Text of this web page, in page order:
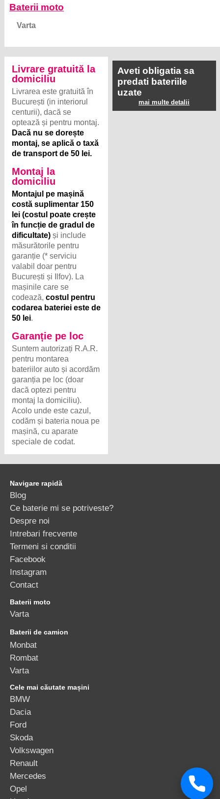
Baterii moto
Varta
Livrare gratuită la
domiciliu
Livrarea este gratuită în
București (in interiorul
centurii), dacă se
optează și pentru montaj.
Dacă nu se dorește
montaj, se aplică o taxă
de transport de 50 lei.
Montaj la
domiciliu
Montajul pe mașină
costă suplimentar 150
lei (costul poate crește
în funcție de gradul de
dificultate) și include
măsurătorile pentru
garanție (* serviciu
valabil doar pentru
București și Ilfov). La
mașinile care se
codează,costul pentru
codarea bateriei este de
50 lei.
Garanție pe loc
Suntem autorizați R.A.R.
pentru montarea
bateriilor auto și acordăm
garanția pe loc (doar
dacă optezi pentru
montaj la domiciliu).
Acolo unde este cazul,
codăm și bateria noua pe
mașină, cu aparate
speciale de codat.
Aveti obligatia sa
predati bateriile
uzate
mai multe detalii
Navigare rapidă
Blog
Ce baterie mi se potriveste?
Despre noi
Intrebari frecvente
Termeni si conditii
Facebook
Instagram
Contact
Baterii moto
Varta
Baterii de camion
Monbat
Rombat
Varta
Cele mai căutate mașini
BMW
Dacia
Ford
Skoda
Volkswagen
Renault
Mercedes
Opel